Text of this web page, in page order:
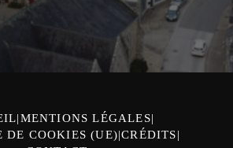
MENTIONS LÉGALES
DE COOKIES (UE) CRÉDITS